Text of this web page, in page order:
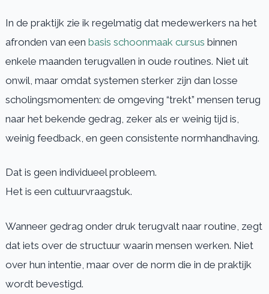
In de praktijk zie ik regelmatig dat medewerkers na het
afronden van een basis schoonmaak cursus binnen
enkele maanden terugvallen in oude routines. Niet uit
onwil, maar omdat systemen sterker zijn dan losse
scholingsmomenten: de omgeving “trekt” mensen terug
naar het bekende gedrag, zeker als er weinig tijd is,
weinig feedback, en geen consistente normhandhaving.
Dat is geen individueel probleem.
Het is een cultuurvraagstuk.
Wanneer gedrag onder druk terugvalt naar routine, zegt
dat iets over de structuur waarin mensen werken. Niet
over hun intentie, maar over de norm die in de praktijk
wordt bevestigd.